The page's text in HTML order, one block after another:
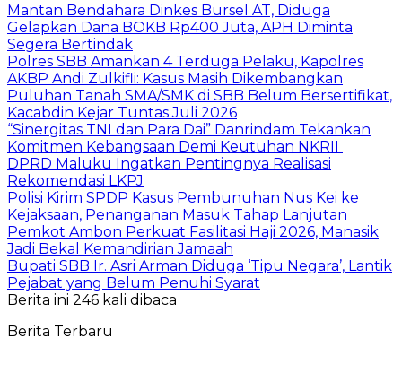
Mantan Bendahara Dinkes Bursel AT, Diduga
Gelapkan Dana BOKB Rp400 Juta, APH Diminta
Segera Bertindak
Polres SBB Amankan 4 Terduga Pelaku, Kapolres
AKBP Andi Zulkifli: Kasus Masih Dikembangkan
Puluhan Tanah SMA/SMK di SBB Belum Bersertifikat,
Kacabdin Kejar Tuntas Juli 2026
“Sinergitas TNI dan Para Dai” Danrindam Tekankan
Komitmen Kebangsaan Demi Keutuhan NKRII ‎
DPRD Maluku Ingatkan Pentingnya Realisasi
Rekomendasi LKPJ
Polisi Kirim SPDP Kasus Pembunuhan Nus Kei ke
Kejaksaan, Penanganan Masuk Tahap Lanjutan
Pemkot Ambon Perkuat Fasilitasi Haji 2026, Manasik
Jadi Bekal Kemandirian Jamaah
Bupati SBB Ir. Asri Arman Diduga ‘Tipu Negara’, Lantik
Pejabat yang Belum Penuhi Syarat
Berita ini 246 kali dibaca
Berita Terbaru